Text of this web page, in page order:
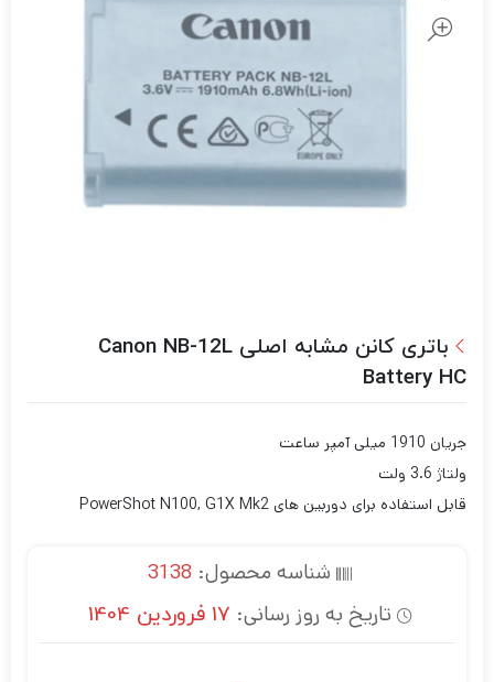
باتری کانن مشابه اصلی Canon NB-12L
Battery HC
جریان 1910 میلی آمپر ساعت
ولتاژ 3.6 ولت
قابل استفاده برای دوربین های PowerShot N100, G1X Mk2
شناسه محصول: 3138
تاریخ به روز رسانی: 17 فروردین 1404